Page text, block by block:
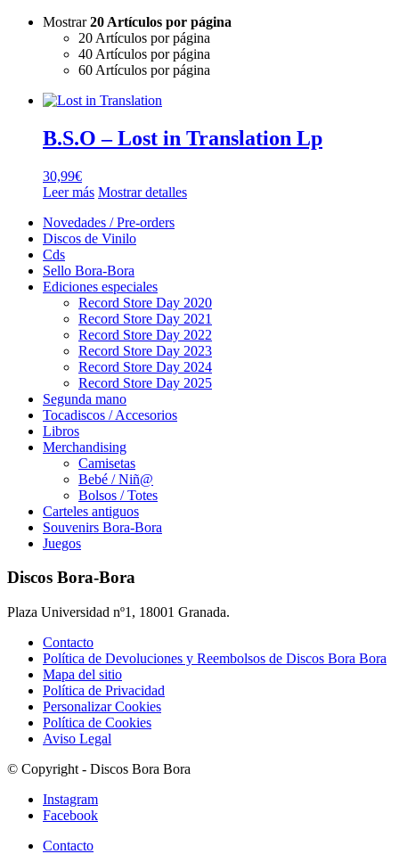
Mostrar20 Artículos por página
20 Artículos por página
40 Artículos por página
60 Artículos por página
B.S.O – Lost in Translation Lp
30,99€
Leer más Mostrar detalles
Novedades / Pre-orders
Discos de Vinilo
Cds
Sello Bora-Bora
Ediciones especiales
Record Store Day 2020
Record Store Day 2021
Record Store Day 2022
Record Store Day 2023
Record Store Day 2024
Record Store Day 2025
Segunda mano
Tocadiscos / Accesorios
Libros
Merchandising
Camisetas
Bebé / Niñ@
Bolsos / Totes
Carteles antiguos
Souvenirs Bora-Bora
Juegos
Discos Bora-Bora
Plaza Universidad nº1, 18001 Granada.
Contacto
Política de Devoluciones y Reembolsos de Discos Bora Bora
Mapa del sitio
Política de Privacidad
Personalizar Cookies
Política de Cookies
Aviso Legal
© Copyright - Discos Bora Bora
Instagram
Facebook
Contacto